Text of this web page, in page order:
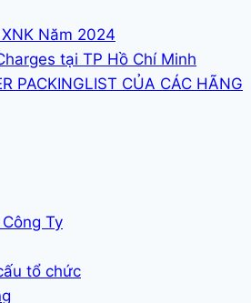
Năm 2024
tại TP Hồ Chí Minh
PACKINGLIST CỦA CÁC HÃNG
Ty
tổ chức